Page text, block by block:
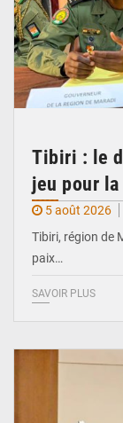
Tibiri : le
jeu pour
5 août 2026
Tibiri, région de
paix…
SAVOIR PLUS